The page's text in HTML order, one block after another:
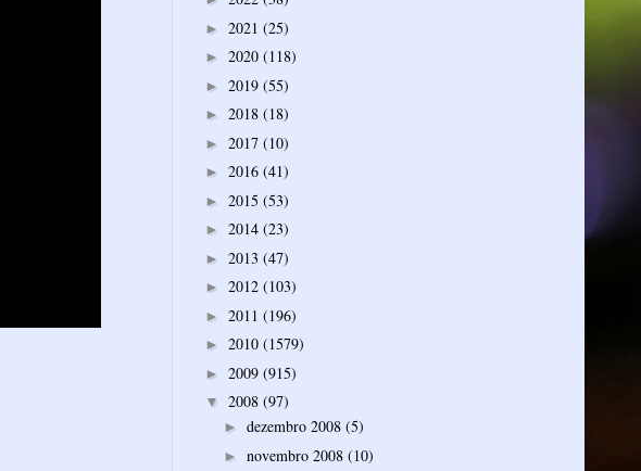
► 2021 (25)
► 2020 (118)
► 2019 (55)
► 2018 (18)
► 2017 (10)
► 2016 (41)
► 2015 (53)
► 2014 (23)
► 2013 (47)
► 2012 (103)
► 2011 (196)
► 2010 (1579)
► 2009 (915)
▼ 2008 (97)
► dezembro 2008 (5)
► novembro 2008 (10)